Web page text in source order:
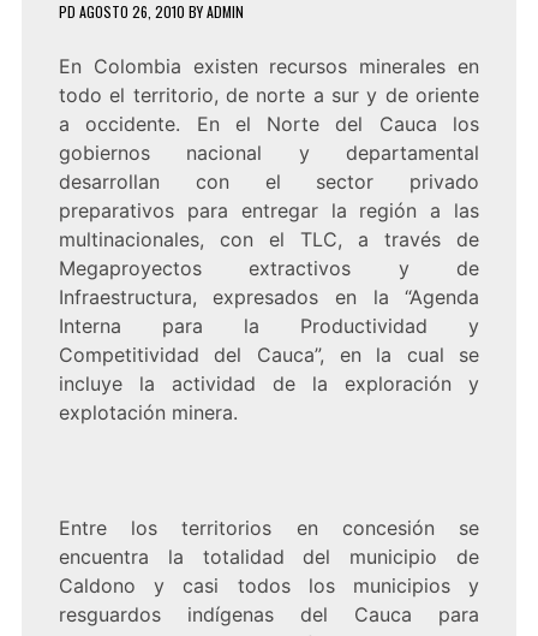
PD AGOSTO 26, 2010 BYADMIN
En Colombia existen recursos minerales en
todo el territorio, de norte a sur y de oriente
a occidente. En el Norte del Cauca los
gobiernos nacional y departamental
desarrollan con el sector privado
preparativos para entregar la región a las
multinacionales, con el TLC, a través de
Megaproyectos extractivos y de
Infraestructura, expresados en la “Agenda
Interna para la Productividad y
Competitividad del Cauca”, en la cual se
incluye la actividad de la exploración y
explotación minera.
Entre los territorios en concesión se
encuentra la totalidad del municipio de
Caldono y casi todos los municipios y
resguardos indígenas del Cauca para